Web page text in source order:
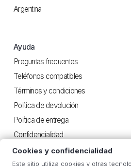
Argentina
Ayuda
Preguntas frecuentes
Teléfonos compatibles
Términos y condiciones
Política de devolución
Política de entrega
Confidencialidad
Cookies y confidencialidad
Este sitio utiliza cookies y otras